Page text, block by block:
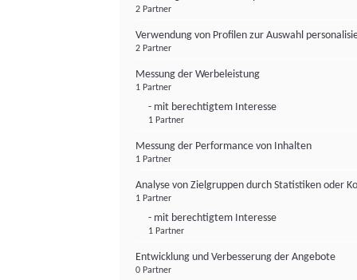
2 Partner
Verwendung von Profilen zur Auswahl
2 Partner
Messung der Werbeleistung
1 Partner
- mit berechtigtem Interesse
1 Partner
Messung der Performance von Inhalten
1 Partner
Analyse von Zielgruppen durch Statistiken oder
1 Partner
- mit berechtigtem Interesse
1 Partner
Entwicklung und Verbesserung der Angebote
0 Partner